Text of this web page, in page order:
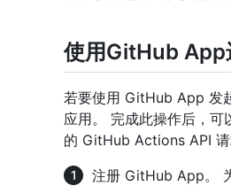
使用GitHub App
若要使用 GitHub App 发
应用。 完成此操作后，可
的 GitHub Actions API 请
注册 GitHub App。